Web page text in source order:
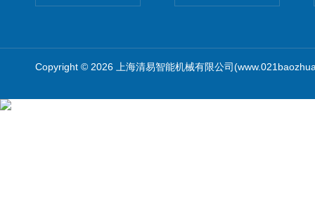
Copyright © 2026 上海清易智能机械有限公司